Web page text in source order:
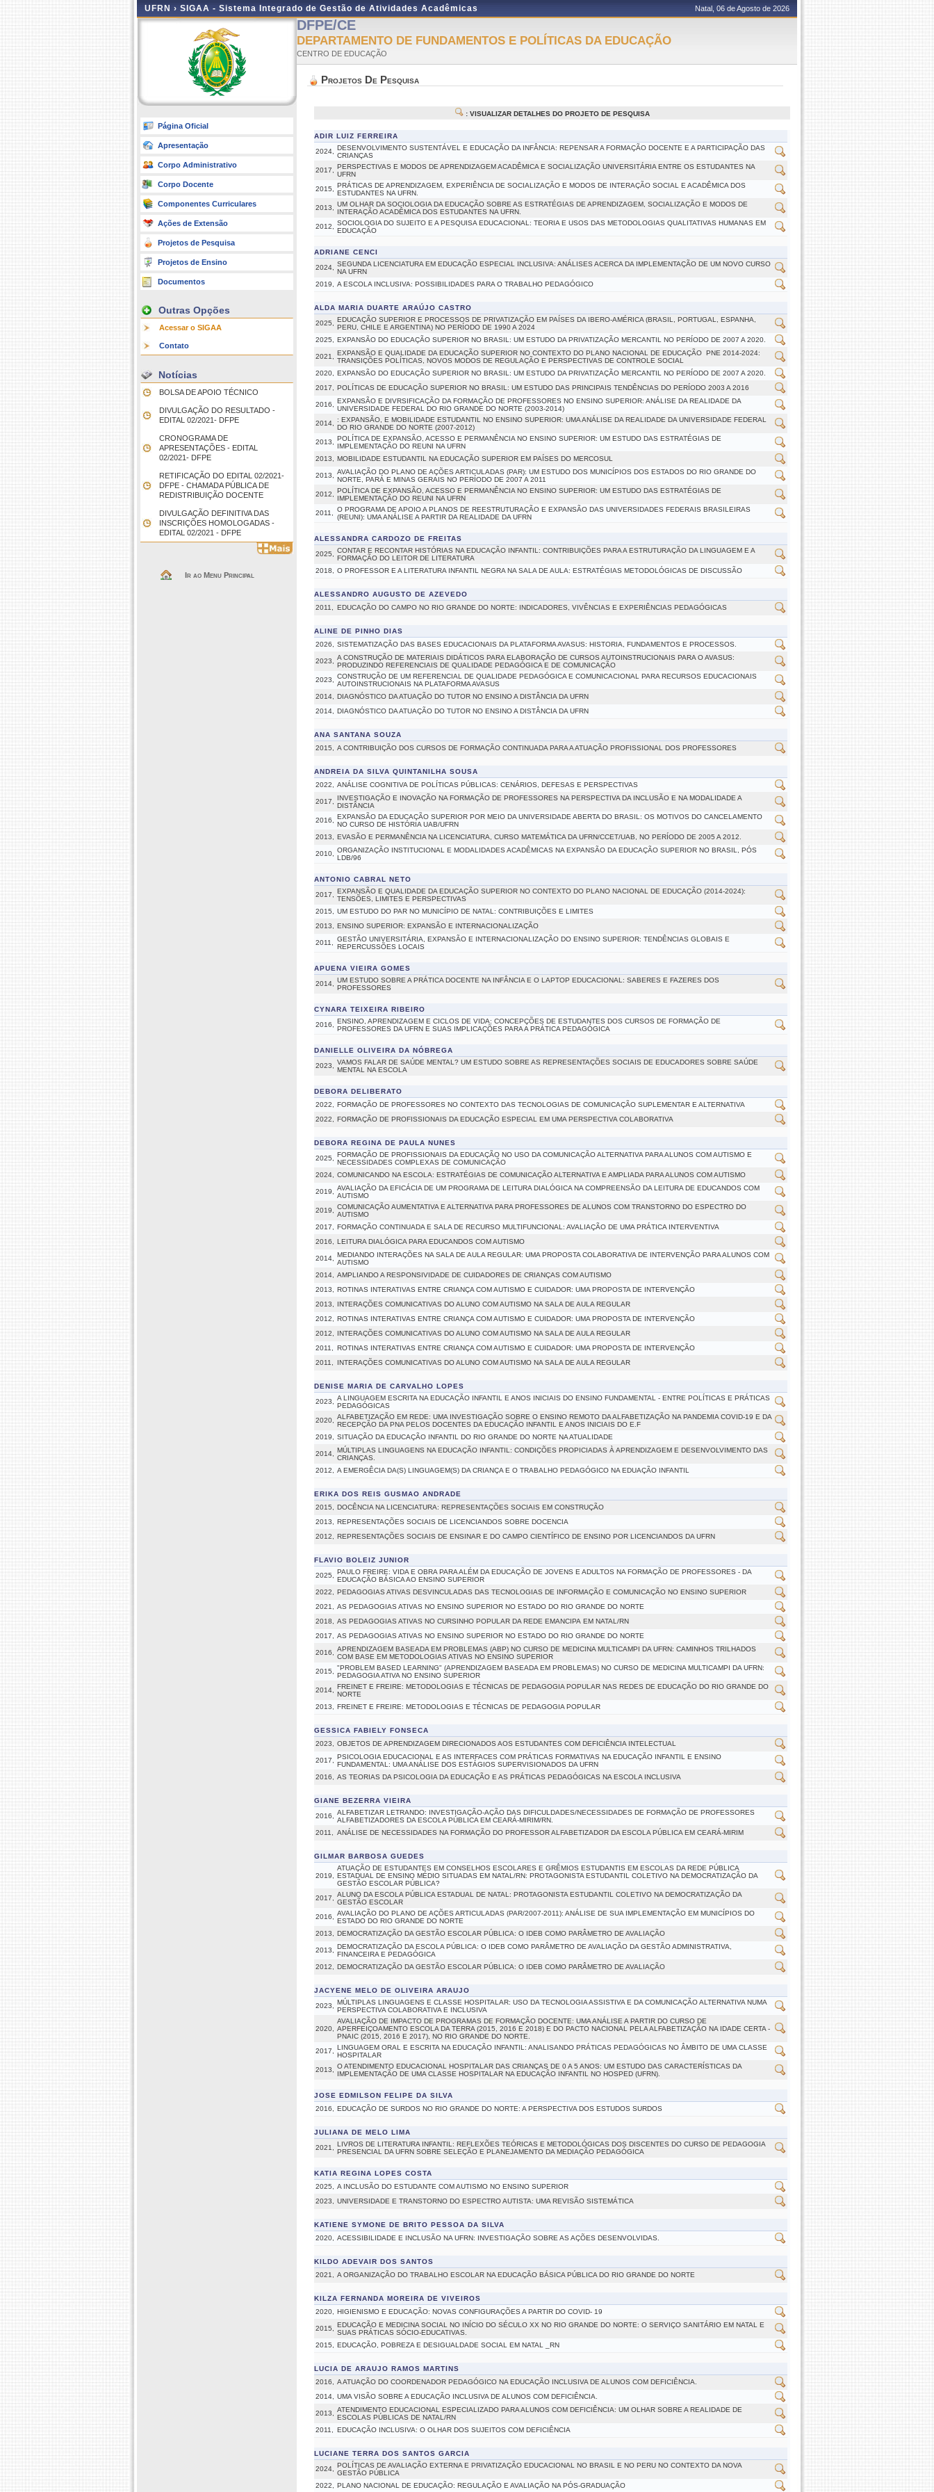
UFRN › SIGAA - Sistema Integrado de Gestão de Atividades Acadêmicas Natal, 06 de Agosto de 2026
Página Oficial
Apresentação
Corpo Administrativo
Corpo Docente
Componentes Curriculares
Ações de Extensão
Projetos de Pesquisa
Projetos de Ensino
Documentos
Outras Opções
Acessar o SIGAA
Contato
Notícias
BOLSA DE APOIO TÉCNICO
DIVULGAÇÃO DO RESULTADO -
EDITAL 02/2021- DFPE
CRONOGRAMA DE
APRESENTAÇÕES - EDITAL
02/2021- DFPE
RETIFICAÇÃO DO EDITAL 02/2021-
DFPE - CHAMADA PÚBLICA DE
REDISTRIBUIÇÃO DOCENTE
DIVULGAÇÃO DEFINITIVA DAS
INSCRIÇÕES HOMOLOGADAS -
EDITAL 02/2021 - DFPE
Ir ao Menu Principal
DFPE/CE
DEPARTAMENTO DE FUNDAMENTOS E POLÍTICAS DA EDUCAÇÃO
CENTRO DE EDUCAÇÃO
Projetos De Pesquisa
: VISUALIZAR DETALHES DO PROJETO DE PESQUISA
ADIR LUIZ FERREIRA
2024,
DESENVOLVIMENTO SUSTENTÁVEL E EDUCAÇÃO DA INFÂNCIA: REPENSAR A FORMAÇÃO DOCENTE E A PARTICIPAÇÃO DAS
CRIANÇAS
2017,
PERSPECTIVAS E MODOS DE APRENDIZAGEM ACADÊMICA E SOCIALIZAÇÃO UNIVERSITÁRIA ENTRE OS ESTUDANTES NA
UFRN
2015,
PRÁTICAS DE APRENDIZAGEM, EXPERIÊNCIA DE SOCIALIZAÇÃO E MODOS DE INTERAÇÃO SOCIAL E ACADÊMICA DOS
ESTUDANTES NA UFRN.
2013,
UM OLHAR DA SOCIOLOGIA DA EDUCAÇÃO SOBRE AS ESTRATÉGIAS DE APRENDIZAGEM, SOCIALIZAÇÃO E MODOS DE
INTERAÇÃO ACADÊMICA DOS ESTUDANTES NA UFRN.
2012,
SOCIOLOGIA DO SUJEITO E A PESQUISA EDUCACIONAL: TEORIA E USOS DAS METODOLOGIAS QUALITATIVAS HUMANAS EM
EDUCAÇÃO
ADRIANE CENCI
2024,
SEGUNDA LICENCIATURA EM EDUCAÇÃO ESPECIAL INCLUSIVA: ANÁLISES ACERCA DA IMPLEMENTAÇÃO DE UM NOVO CURSO
NA UFRN
2019,
A ESCOLA INCLUSIVA: POSSIBILIDADES PARA O TRABALHO PEDAGÓGICO
ALDA MARIA DUARTE ARAÚJO CASTRO
2025,
EDUCAÇÃO SUPERIOR E PROCESSOS DE PRIVATIZAÇÃO EM PAÍSES DA IBERO-AMÉRICA (BRASIL, PORTUGAL, ESPANHA,
PERU, CHILE E ARGENTINA) NO PERÍODO DE 1990 A 2024
2025,
EXPANSÃO DO EDUCAÇÃO SUPERIOR NO BRASIL: UM ESTUDO DA PRIVATIZAÇÃO MERCANTIL NO PERÍODO DE 2007 A 2020.
2021,
EXPANSÃO E QUALIDADE DA EDUCAÇÃO SUPERIOR NO CONTEXTO DO PLANO NACIONAL DE EDUCAÇÃO  PNE 2014-2024:
TRANSIÇÕES POLÍTICAS, NOVOS MODOS DE REGULAÇÃO E PERSPECTIVAS DE CONTROLE SOCIAL
2020,
EXPANSÃO DO EDUCAÇÃO SUPERIOR NO BRASIL: UM ESTUDO DA PRIVATIZAÇÃO MERCANTIL NO PERÍODO DE 2007 A 2020.
2017,
POLÍTICAS DE EDUCAÇÃO SUPERIOR NO BRASIL: UM ESTUDO DAS PRINCIPAIS TENDÊNCIAS DO PERÍODO 2003 A 2016
2016,
EXPANSÃO E DIVRSIFICAÇÃO DA FORMAÇÃO DE PROFESSORES NO ENSINO SUPERIOR: ANÁLISE DA REALIDADE DA
UNIVERSIDADE FEDERAL DO RIO GRANDE DO NORTE (2003-2014)
2014,
: EXPANSÃO, E MOBILIDADE ESTUDANTIL NO ENSINO SUPERIOR: UMA ANÁLISE DA REALIDADE DA UNIVERSIDADE FEDERAL
DO RIO GRANDE DO NORTE (2007-2012)
2013,
POLÍTICA DE EXPANSÃO, ACESSO E PERMANÊNCIA NO ENSINO SUPERIOR: UM ESTUDO DAS ESTRATÉGIAS DE
IMPLEMENTAÇÃO DO REUNI NA UFRN
2013,
MOBILIDADE ESTUDANTIL NA EDUCAÇÃO SUPERIOR EM PAÍSES DO MERCOSUL
2013,
AVALIAÇÃO DO PLANO DE AÇÕES ARTICULADAS (PAR): UM ESTUDO DOS MUNICÍPIOS DOS ESTADOS DO RIO GRANDE DO
NORTE, PARÁ E MINAS GERAIS NO PERÍODO DE 2007 A 2011
2012,
POLÍTICA DE EXPANSÃO, ACESSO E PERMANÊNCIA NO ENSINO SUPERIOR: UM ESTUDO DAS ESTRATÉGIAS DE
IMPLEMENTAÇÃO DO REUNI NA UFRN
2011,
O PROGRAMA DE APOIO A PLANOS DE REESTRUTURAÇÃO E EXPANSÃO DAS UNIVERSIDADES FEDERAIS BRASILEIRAS
(REUNI): UMA ANÁLISE A PARTIR DA REALIDADE DA UFRN
ALESSANDRA CARDOZO DE FREITAS
2025,
CONTAR E RECONTAR HISTÓRIAS NA EDUCAÇÃO INFANTIL: CONTRIBUIÇÕES PARA A ESTRUTURAÇÃO DA LINGUAGEM E A
FORMAÇÃO DO LEITOR DE LITERATURA
2018,
O PROFESSOR E A LITERATURA INFANTIL NEGRA NA SALA DE AULA: ESTRATÉGIAS METODOLÓGICAS DE DISCUSSÃO
ALESSANDRO AUGUSTO DE AZEVEDO
2011,
EDUCAÇÃO DO CAMPO NO RIO GRANDE DO NORTE: INDICADORES, VIVÊNCIAS E EXPERIÊNCIAS PEDAGÓGICAS
ALINE DE PINHO DIAS
2026,
SISTEMATIZAÇÃO DAS BASES EDUCACIONAIS DA PLATAFORMA AVASUS: HISTORIA, FUNDAMENTOS E PROCESSOS.
2023,
A CONSTRUÇÃO DE MATERIAIS DIDÁTICOS PARA ELABORAÇÃO DE CURSOS AUTOINSTRUCIONAIS PARA O AVASUS:
PRODUZINDO REFERENCIAIS DE QUALIDADE PEDAGÓGICA E DE COMUNICAÇÃO
2023,
CONSTRUÇÃO DE UM REFERENCIAL DE QUALIDADE PEDAGÓGICA E COMUNICACIONAL PARA RECURSOS EDUCACIONAIS
AUTOINSTRUCIONAIS NA PLATAFORMA AVASUS
2014,
DIAGNÓSTICO DA ATUAÇÃO DO TUTOR NO ENSINO A DISTÂNCIA DA UFRN
2014,
DIAGNÓSTICO DA ATUAÇÃO DO TUTOR NO ENSINO A DISTÂNCIA DA UFRN
ANA SANTANA SOUZA
2015,
A CONTRIBUIÇÃO DOS CURSOS DE FORMAÇÃO CONTINUADA PARA A ATUAÇÃO PROFISSIONAL DOS PROFESSORES
ANDREIA DA SILVA QUINTANILHA SOUSA
2022,
ANÁLISE COGNITIVA DE POLÍTICAS PÚBLICAS: CENÁRIOS, DEFESAS E PERSPECTIVAS
2017,
INVESTIGAÇÃO E INOVAÇÃO NA FORMAÇÃO DE PROFESSORES NA PERSPECTIVA DA INCLUSÃO E NA MODALIDADE A
DISTÂNCIA
2016,
EXPANSÃO DA EDUCAÇÃO SUPERIOR POR MEIO DA UNIVERSIDADE ABERTA DO BRASIL: OS MOTIVOS DO CANCELAMENTO
NO CURSO DE HISTÓRIA UAB/UFRN
2013,
EVASÃO E PERMANÊNCIA NA LICENCIATURA, CURSO MATEMÁTICA DA UFRN/CCET/UAB, NO PERÍODO DE 2005 A 2012.
2010,
ORGANIZAÇÃO INSTITUCIONAL E MODALIDADES ACADÊMICAS NA EXPANSÃO DA EDUCAÇÃO SUPERIOR NO BRASIL, PÓS
LDB/96
ANTONIO CABRAL NETO
2017,
EXPANSÃO E QUALIDADE DA EDUCAÇÃO SUPERIOR NO CONTEXTO DO PLANO NACIONAL DE EDUCAÇÃO (2014-2024):
TENSÕES, LIMITES E PERSPECTIVAS
2015,
UM ESTUDO DO PAR NO MUNICÍPIO DE NATAL: CONTRIBUIÇÕES E LIMITES
2013,
ENSINO SUPERIOR: EXPANSÃO E INTERNACIONALIZAÇÃO
2011,
GESTÃO UNIVERSITÁRIA, EXPANSÃO E INTERNACIONALIZAÇÃO DO ENSINO SUPERIOR: TENDÊNCIAS GLOBAIS E
REPERCUSSÕES LOCAIS
APUENA VIEIRA GOMES
2014,
UM ESTUDO SOBRE A PRÁTICA DOCENTE NA INFÂNCIA E O LAPTOP EDUCACIONAL: SABERES E FAZERES DOS
PROFESSORES
CYNARA TEIXEIRA RIBEIRO
2016,
ENSINO, APRENDIZAGEM E CICLOS DE VIDA: CONCEPÇÕES DE ESTUDANTES DOS CURSOS DE FORMAÇÃO DE
PROFESSORES DA UFRN E SUAS IMPLICAÇÕES PARA A PRÁTICA PEDAGÓGICA
DANIELLE OLIVEIRA DA NÓBREGA
2023,
VAMOS FALAR DE SAÚDE MENTAL? UM ESTUDO SOBRE AS REPRESENTAÇÕES SOCIAIS DE EDUCADORES SOBRE SAÚDE
MENTAL NA ESCOLA
DEBORA DELIBERATO
2022,
FORMAÇÃO DE PROFESSORES NO CONTEXTO DAS TECNOLOGIAS DE COMUNICAÇÃO SUPLEMENTAR E ALTERNATIVA
2022,
FORMAÇÃO DE PROFISSIONAIS DA EDUCAÇÃO ESPECIAL EM UMA PERSPECTIVA COLABORATIVA
DEBORA REGINA DE PAULA NUNES
2025,
FORMAÇÃO DE PROFISSIONAIS DA EDUCAÇÃO NO USO DA COMUNICAÇÃO ALTERNATIVA PARA ALUNOS COM AUTISMO E
NECESSIDADES COMPLEXAS DE COMUNICAÇÃO
2024,
COMUNICANDO NA ESCOLA: ESTRATÉGIAS DE COMUNICAÇÃO ALTERNATIVA E AMPLIADA PARA ALUNOS COM AUTISMO
2019,
AVALIAÇÃO DA EFICÁCIA DE UM PROGRAMA DE LEITURA DIALÓGICA NA COMPREENSÃO DA LEITURA DE EDUCANDOS COM
AUTISMO
2019,
COMUNICAÇÃO AUMENTATIVA E ALTERNATIVA PARA PROFESSORES DE ALUNOS COM TRANSTORNO DO ESPECTRO DO
AUTISMO
2017,
FORMAÇÃO CONTINUADA E SALA DE RECURSO MULTIFUNCIONAL: AVALIAÇÃO DE UMA PRÁTICA INTERVENTIVA
2016,
LEITURA DIALÓGICA PARA EDUCANDOS COM AUTISMO
2014,
MEDIANDO INTERAÇÕES NA SALA DE AULA REGULAR: UMA PROPOSTA COLABORATIVA DE INTERVENÇÃO PARA ALUNOS COM
AUTISMO
2014,
AMPLIANDO A RESPONSIVIDADE DE CUIDADORES DE CRIANÇAS COM AUTISMO
2013,
ROTINAS INTERATIVAS ENTRE CRIANÇA COM AUTISMO E CUIDADOR: UMA PROPOSTA DE INTERVENÇÃO
2013,
INTERAÇÕES COMUNICATIVAS DO ALUNO COM AUTISMO NA SALA DE AULA REGULAR
2012,
ROTINAS INTERATIVAS ENTRE CRIANÇA COM AUTISMO E CUIDADOR: UMA PROPOSTA DE INTERVENÇÃO
2012,
INTERAÇÕES COMUNICATIVAS DO ALUNO COM AUTISMO NA SALA DE AULA REGULAR
2011,
ROTINAS INTERATIVAS ENTRE CRIANÇA COM AUTISMO E CUIDADOR: UMA PROPOSTA DE INTERVENÇÃO
2011,
INTERAÇÕES COMUNICATIVAS DO ALUNO COM AUTISMO NA SALA DE AULA REGULAR
DENISE MARIA DE CARVALHO LOPES
2023,
A LINGUAGEM ESCRITA NA EDUCAÇÃO INFANTIL E ANOS INICIAIS DO ENSINO FUNDAMENTAL - ENTRE POLÍTICAS E PRÁTICAS
PEDAGÓGICAS
2020,
ALFABETIZAÇÃO EM REDE: UMA INVESTIGAÇÃO SOBRE O ENSINO REMOTO DA ALFABETIZAÇÃO NA PANDEMIA COVID-19 E DA
RECEPÇÃO DA PNA PELOS DOCENTES DA EDUCAÇÃO INFANTIL E ANOS INICIAIS DO E.F
2019,
SITUAÇÃO DA EDUCAÇÃO INFANTIL DO RIO GRANDE DO NORTE NA ATUALIDADE
2014,
MÚLTIPLAS LINGUAGENS NA EDUCAÇÃO INFANTIL: CONDIÇÕES PROPICIADAS À APRENDIZAGEM E DESENVOLVIMENTO DAS
CRIANÇAS.
2012,
A EMERGÊCIA DA(S) LINGUAGEM(S) DA CRIANÇA E O TRABALHO PEDAGÓGICO NA EDUAÇÃO INFANTIL
ERIKA DOS REIS GUSMAO ANDRADE
2015,
DOCÊNCIA NA LICENCIATURA: REPRESENTAÇÕES SOCIAIS EM CONSTRUÇÃO
2013,
REPRESENTAÇÕES SOCIAIS DE LICENCIANDOS SOBRE DOCENCIA
2012,
REPRESENTAÇÕES SOCIAIS DE ENSINAR E DO CAMPO CIENTÍFICO DE ENSINO POR LICENCIANDOS DA UFRN
FLAVIO BOLEIZ JUNIOR
2025,
PAULO FREIRE: VIDA E OBRA PARA ALÉM DA EDUCAÇÃO DE JOVENS E ADULTOS NA FORMAÇÃO DE PROFESSORES - DA
EDUCAÇÃO BÁSICA AO ENSINO SUPERIOR
2022,
PEDAGOGIAS ATIVAS DESVINCULADAS DAS TECNOLOGIAS DE INFORMAÇÃO E COMUNICAÇÃO NO ENSINO SUPERIOR
2021,
AS PEDAGOGIAS ATIVAS NO ENSINO SUPERIOR NO ESTADO DO RIO GRANDE DO NORTE
2018,
AS PEDAGOGIAS ATIVAS NO CURSINHO POPULAR DA REDE EMANCIPA EM NATAL/RN
2017,
AS PEDAGOGIAS ATIVAS NO ENSINO SUPERIOR NO ESTADO DO RIO GRANDE DO NORTE
2016,
APRENDIZAGEM BASEADA EM PROBLEMAS (ABP) NO CURSO DE MEDICINA MULTICAMPI DA UFRN: CAMINHOS TRILHADOS
COM BASE EM METODOLOGIAS ATIVAS NO ENSINO SUPERIOR
2015,
"PROBLEM BASED LEARNING" (APRENDIZAGEM BASEADA EM PROBLEMAS) NO CURSO DE MEDICINA MULTICAMPI DA UFRN:
PEDAGOGIA ATIVA NO ENSINO SUPERIOR
2014,
FREINET E FREIRE: METODOLOGIAS E TÉCNICAS DE PEDAGOGIA POPULAR NAS REDES DE EDUCAÇÃO DO RIO GRANDE DO
NORTE
2013,
FREINET E FREIRE: METODOLOGIAS E TÉCNICAS DE PEDAGOGIA POPULAR
GESSICA FABIELY FONSECA
2023,
OBJETOS DE APRENDIZAGEM DIRECIONADOS AOS ESTUDANTES COM DEFICIÊNCIA INTELECTUAL
2017,
PSICOLOGIA EDUCACIONAL E AS INTERFACES COM PRÁTICAS FORMATIVAS NA EDUCAÇÃO INFANTIL E ENSINO
FUNDAMENTAL: UMA ANÁLISE DOS ESTÁGIOS SUPERVISIONADOS DA UFRN
2016,
AS TEORIAS DA PSICOLOGIA DA EDUCAÇÃO E AS PRÁTICAS PEDAGÓGICAS NA ESCOLA INCLUSIVA
GIANE BEZERRA VIEIRA
2016,
ALFABETIZAR LETRANDO: INVESTIGAÇÃO-AÇÃO DAS DIFICULDADES/NECESSIDADES DE FORMAÇÃO DE PROFESSORES
ALFABETIZADORES DA ESCOLA PÚBLICA EM CEARÁ-MIRIM/RN.
2011,
ANÁLISE DE NECESSIDADES NA FORMAÇÃO DO PROFESSOR ALFABETIZADOR DA ESCOLA PÚBLICA EM CEARÁ-MIRIM
GILMAR BARBOSA GUEDES
2019,
ATUAÇÃO DE ESTUDANTES EM CONSELHOS ESCOLARES E GRÊMIOS ESTUDANTIS EM ESCOLAS DA REDE PÚBLICA
ESTADUAL DE ENSINO MÉDIO SITUADAS EM NATAL/RN: PROTAGONISTA ESTUDANTIL COLETIVO NA DEMOCRATIZAÇÃO DA
GESTÃO ESCOLAR PÚBLICA?
2017,
ALUNO DA ESCOLA PÚBLICA ESTADUAL DE NATAL: PROTAGONISTA ESTUDANTIL COLETIVO NA DEMOCRATIZAÇÃO DA
GESTÃO ESCOLAR
2016,
AVALIAÇÃO DO PLANO DE AÇÕES ARTICULADAS (PAR/2007-2011): ANÁLISE DE SUA IMPLEMENTAÇÃO EM MUNICÍPIOS DO
ESTADO DO RIO GRANDE DO NORTE
2013,
DEMOCRATIZAÇÃO DA GESTÃO ESCOLAR PÚBLICA: O IDEB COMO PARÂMETRO DE AVALIAÇÃO
2013,
DEMOCRATIZAÇÃO DA ESCOLA PÚBLICA: O IDEB COMO PARÂMETRO DE AVALIAÇÃO DA GESTÃO ADMINISTRATIVA,
FINANCEIRA E PEDAGÓGICA
2012,
DEMOCRATIZAÇÃO DA GESTÃO ESCOLAR PÚBLICA: O IDEB COMO PARÂMETRO DE AVALIAÇÃO
JACYENE MELO DE OLIVEIRA ARAUJO
2023,
MÚLTIPLAS LINGUAGENS E CLASSE HOSPITALAR: USO DA TECNOLOGIA ASSISTIVA E DA COMUNICAÇÃO ALTERNATIVA NUMA
PERSPECTIVA COLABORATIVA E INCLUSIVA
2020,
AVALIAÇÃO DE IMPACTO DE PROGRAMAS DE FORMAÇÃO DOCENTE: UMA ANÁLISE A PARTIR DO CURSO DE
APERFEIÇOAMENTO ESCOLA DA TERRA (2015, 2016 E 2018) E DO PACTO NACIONAL PELA ALFABETIZAÇÃO NA IDADE CERTA -
PNAIC (2015, 2016 E 2017), NO RIO GRANDE DO NORTE.
2017,
LINGUAGEM ORAL E ESCRITA NA EDUCAÇÃO INFANTIL: ANALISANDO PRÁTICAS PEDAGÓGICAS NO ÂMBITO DE UMA CLASSE
HOSPITALAR
2013,
O ATENDIMENTO EDUCACIONAL HOSPITALAR DAS CRIANÇAS DE 0 A 5 ANOS: UM ESTUDO DAS CARACTERÍSTICAS DA
IMPLEMENTAÇÃO DE UMA CLASSE HOSPITALAR NA EDUCAÇÃO INFANTIL NO HOSPED (UFRN).
JOSE EDMILSON FELIPE DA SILVA
2016,
EDUCAÇÃO DE SURDOS NO RIO GRANDE DO NORTE: A PERSPECTIVA DOS ESTUDOS SURDOS
JULIANA DE MELO LIMA
2021,
LIVROS DE LITERATURA INFANTIL: REFLEXÕES TEÓRICAS E METODOLÓGICAS DOS DISCENTES DO CURSO DE PEDAGOGIA
PRESENCIAL DA UFRN SOBRE SELEÇÃO E PLANEJAMENTO DA MEDIAÇÃO PEDAGÓGICA
KATIA REGINA LOPES COSTA
2025,
A INCLUSÃO DO ESTUDANTE COM AUTISMO NO ENSINO SUPERIOR
2023,
UNIVERSIDADE E TRANSTORNO DO ESPECTRO AUTISTA: UMA REVISÃO SISTEMÁTICA
KATIENE SYMONE DE BRITO PESSOA DA SILVA
2020,
ACESSIBILIDADE E INCLUSÃO NA UFRN: INVESTIGAÇÃO SOBRE AS AÇÕES DESENVOLVIDAS.
KILDO ADEVAIR DOS SANTOS
2021,
A ORGANIZAÇÃO DO TRABALHO ESCOLAR NA EDUCAÇÃO BÁSICA PÚBLICA DO RIO GRANDE DO NORTE
KILZA FERNANDA MOREIRA DE VIVEIROS
2020,
HIGIENISMO E EDUCAÇÃO: NOVAS CONFIGURAÇÕES A PARTIR DO COVID- 19
2015,
EDUCAÇÃO E MEDICINA SOCIAL NO INÍCIO DO SÉCULO XX NO RIO GRANDE DO NORTE: O SERVIÇO SANITÁRIO EM NATAL E
SUAS PRÁTICAS SÓCIO-EDUCATIVAS.
2015,
EDUCAÇÃO, POBREZA E DESIGUALDADE SOCIAL EM NATAL _RN
LUCIA DE ARAUJO RAMOS MARTINS
2016,
A ATUAÇÃO DO COORDENADOR PEDAGÓGICO NA EDUCAÇÃO INCLUSIVA DE ALUNOS COM DEFICIÊNCIA.
2014,
UMA VISÃO SOBRE A EDUCAÇÃO INCLUSIVA DE ALUNOS COM DEFICIÊNCIA.
2013,
ATENDIMENTO EDUCACIONAL ESPECIALIZADO PARA ALUNOS COM DEFICIÊNCIA: UM OLHAR SOBRE A REALIDADE DE
ESCOLAS PÚBLICAS DE NATAL/RN
2011,
EDUCAÇÃO INCLUSIVA: O OLHAR DOS SUJEITOS COM DEFICIÊNCIA
LUCIANE TERRA DOS SANTOS GARCIA
2024,
POLÍTICAS DE AVALIAÇÃO EXTERNA E PRIVATIZAÇÃO EDUCACIONAL NO BRASIL E NO PERU NO CONTEXTO DA NOVA
GESTÃO PÚBLICA
2022,
PLANO NACIONAL DE EDUCAÇÃO: REGULAÇÃO E AVALIAÇÃO NA PÓS-GRADUAÇÃO